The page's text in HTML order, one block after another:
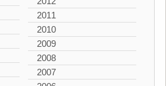
2011
2010
2009
2008
2007